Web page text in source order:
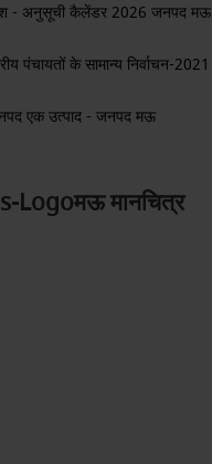
- अनुसूची कैलेंडर 2026 जनपद मऊ
पंचायतों के सामान्य निर्वाचन-2021
एक उत्पाद - जनपद मऊ
मऊ मानचित्र